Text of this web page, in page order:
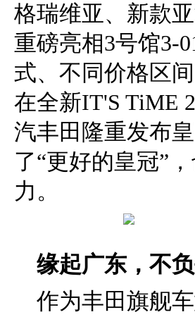
格瑞维亚、新款
重磅亮相3号馆3-
式、不同价格区
在全新IT'S TiME
汽丰田隆重发布
了“更好的皇冠”
力。
缘起广东，不
作为丰田旗舰